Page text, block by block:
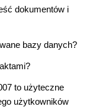
dokumentów i
bazy danych?
to użyteczne
użytkowników